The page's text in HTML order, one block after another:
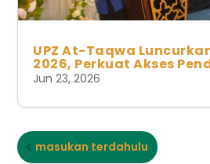
UPZ At-Taqwa
2026, Perkuat Akses
Jun 23, 2026
masukan terdahulu